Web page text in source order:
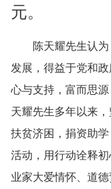
元。
陈天耀先生认
发展，得益于党和
心与支持，富而思
天耀先生多年以来
扶贫济困，捐资助
活动，用行动诠释初
业家大爱情怀、道